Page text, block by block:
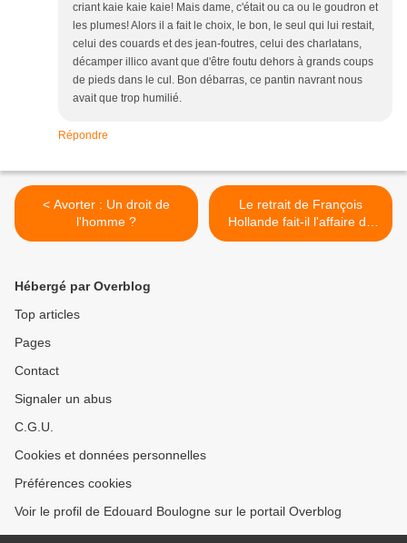
criant kaie kaie kaie! Mais dame, c'était ou ca ou le goudron et
les plumes! Alors il a fait le choix, le bon, le seul qui lui restait,
celui des couards et des jean-foutres, celui des charlatans,
décamper illico avant que d'être foutu dehors à grands coups
de pieds dans le cul. Bon débarras, ce pantin navrant nous
avait que trop humilié.
Répondre
< Avorter : Un droit de
l'homme ?
Le retrait de François
Hollande fait-il l'affaire de
Marine Le Pen ? ( Toutes
Hébergé par Overblog
Top articles
Pages
Contact
Signaler un abus
C.G.U.
Cookies et données personnelles
Préférences cookies
Voir le profil de Edouard Boulogne sur le portail Overblog